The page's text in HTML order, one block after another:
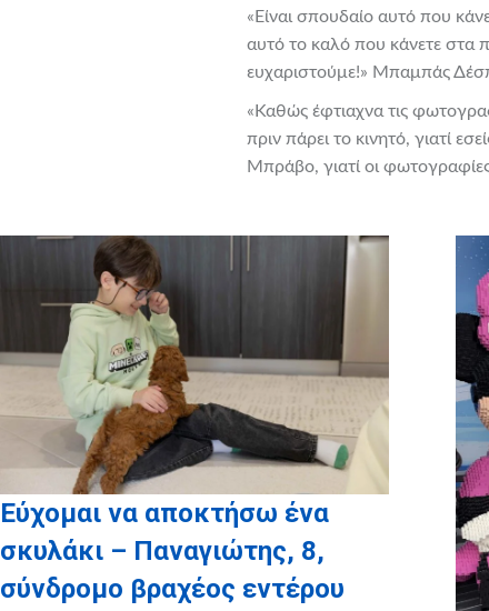
«Είναι σπουδαίο αυτό που
αυτό το καλό που κάνετε στα
ευχαριστούμε!» Μπαμπάς
«Καθώς έφτιαχνα τις
πριν πάρει το κινητό, γιατί
Μπράβο, γιατί οι
Εύχομαι να αποκτήσω ένα
σκυλάκι – Παναγιώτης, 8,
σύνδρομο βραχέος εντέρου